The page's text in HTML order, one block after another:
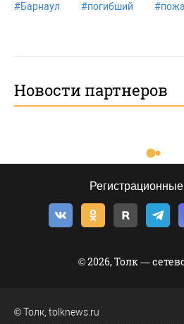
#Барнаул #погибший #
Новости партнеров
© 2026, Толк —
©Толк, tolknews.ru